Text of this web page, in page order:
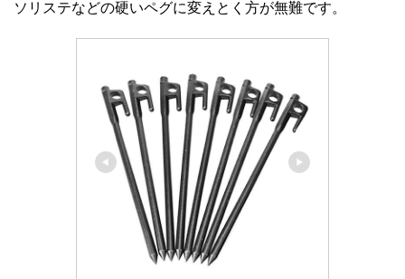
ソリステなどの硬いペグに変えとく方が無難です。